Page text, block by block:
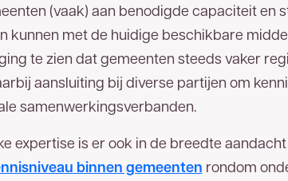
(vaak) aan benodigde capaciteit en
kunnen met de huidige beschikbare
te zien dat gemeenten steeds vaker
aansluiting bij diverse partijen om
samenwerkingsverbanden.
expertise is er ook in de breedte
binnen gemeenten rondom
een reactie.